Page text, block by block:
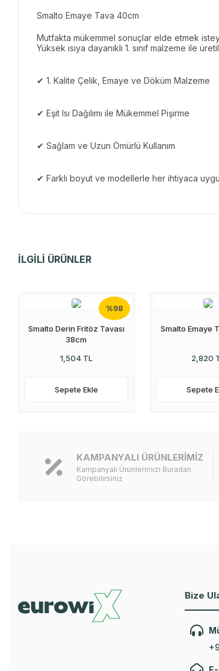
Smalto Emaye Tava 40cm
Mutfakta mükemmel sonuçlar elde etmek
Yüksek ısıya dayanıklı 1. sınıf malzeme ile
✔ 1. Kalite Çelik, Emaye ve Döküm Malzeme
✔ Eşit Isı Dağılımı ile Mükemmel Pişirme
✔ Sağlam ve Uzun Ömürlü Kullanım
✔ Farklı boyut ve modellerle her ihtiyaca
İLGİLİ ÜRÜNLER
%98
Smalto Derin Fritöz Tavası
38cm
1,504 TL
Sepete Ekle
Smalto Emaye
2,820
Sepete
KAMPANYALI ÜRÜNLERİMİZ
Kampanyalı Ürünlerimizi Buradan
Görebilirsiniz
Bize